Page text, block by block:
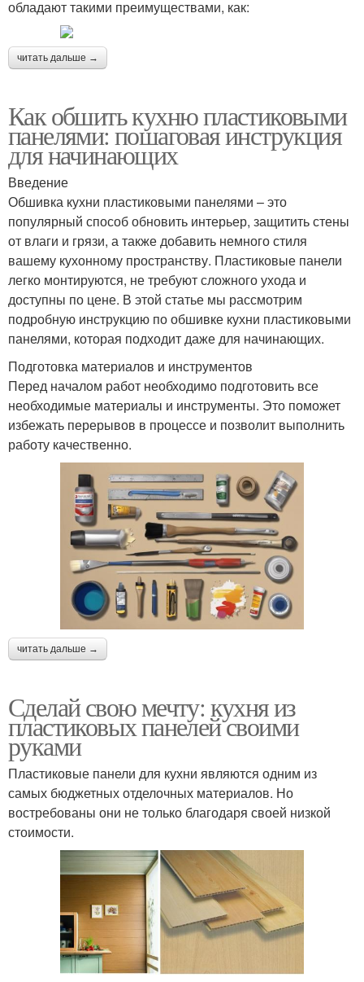
обладают такими преимуществами, как:
читать дальше →
Как обшить кухню пластиковыми
панелями: пошаговая инструкция
для начинающих
Введение
Обшивка кухни пластиковыми панелями – это
популярный способ обновить интерьер, защитить стены
от влаги и грязи, а также добавить немного стиля
вашему кухонному пространству. Пластиковые панели
легко монтируются, не требуют сложного ухода и
доступны по цене. В этой статье мы рассмотрим
подробную инструкцию по обшивке кухни пластиковыми
панелями, которая подходит даже для начинающих.
Подготовка материалов и инструментов
Перед началом работ необходимо подготовить все
необходимые материалы и инструменты. Это поможет
избежать перерывов в процессе и позволит выполнить
работу качественно.
читать дальше →
Сделай свою мечту: кухня из
пластиковых панелей своими
руками
Пластиковые панели для кухни являются одним из
самых бюджетных отделочных материалов. Но
востребованы они не только благодаря своей низкой
стоимости.